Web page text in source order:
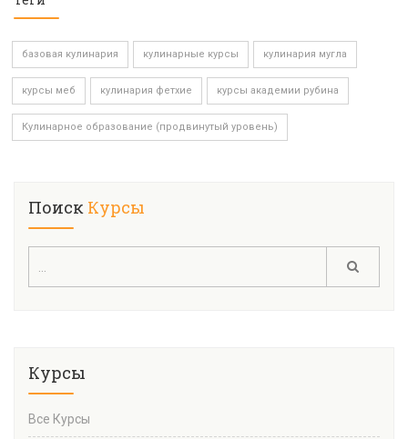
базовая кулинария кулинарные курсы кулинария мугла
курсы меб кулинария фетхие курсы академии рубина
Кулинарное образование (продвинутый уровень)
Поиск Курсы
Курсы
Все Курсы